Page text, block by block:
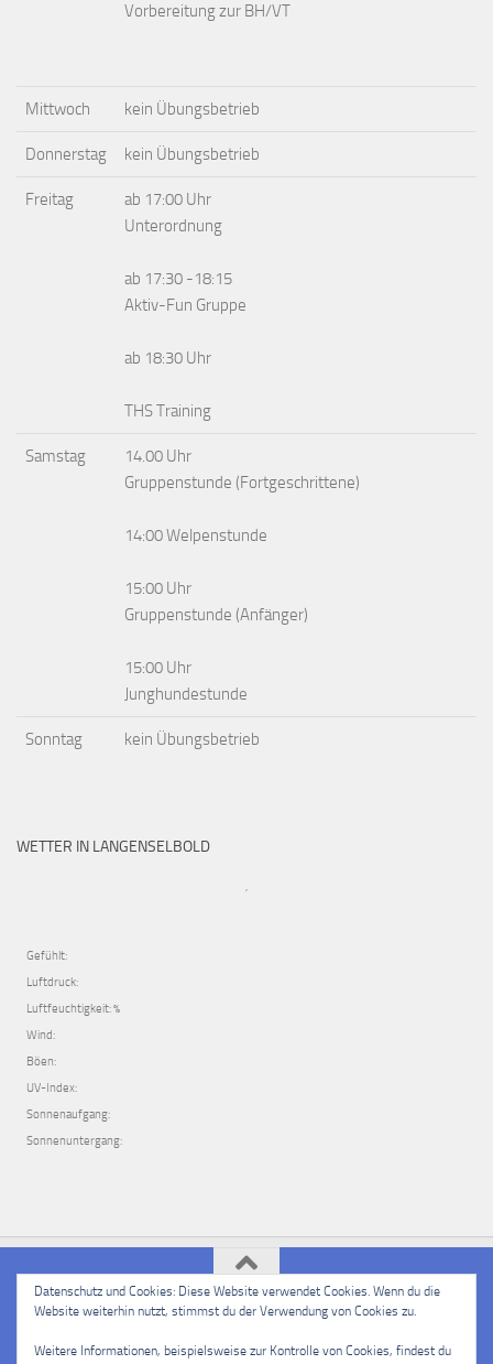
Vorbereitung zur BH/VT
Mittwoch kein Übungsbetrieb
Donnerstag kein Übungsbetrieb
Freitag
ab 17:00 Uhr
Unterordnung
ab 17:30 -18:15
Aktiv-Fun Gruppe
ab 18:30 Uhr
THS Training
Samstag
14.00 Uhr
Gruppenstunde (Fortgeschrittene)
14:00 Welpenstunde
15:00 Uhr
Gruppenstunde (Anfänger)
15:00 Uhr
Junghundestunde
Sonntag kein Übungsbetrieb
WETTER IN LANGENSELBOLD
,
Gefühlt:
Luftdruck:
Luftfeuchtigkeit: %
Wind:
Böen:
UV-Index:
Sonnenaufgang:
Sonnenuntergang:
PSSV e.V. Langenselbold © 2026. Alle Rechte vorbehalten.
Powered by - Entworfen mit demHueman-Theme
Datenschutz und Cookies: Diese Website verwendet Cookies. Wenn du die
Website weiterhin nutzt, stimmst du der Verwendung von Cookies zu.
Weitere Informationen, beispielsweise zur Kontrolle von Cookies, findest du